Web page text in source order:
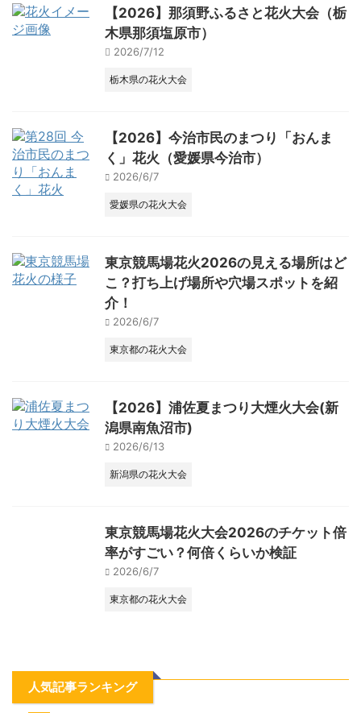
【2026】那須野ふるさと花火大会（栃
木県那須塩原市）
2026/7/12
栃木県の花火大会
【2026】今治市民のまつり「おんま
く」花火（愛媛県今治市）
2026/6/7
愛媛県の花火大会
東京競馬場花火2026の見える場所はど
こ？打ち上げ場所や穴場スポットを紹
介！
2026/6/7
東京都の花火大会
【2026】浦佐夏まつり大煙火大会(新
潟県南魚沼市)
2026/6/13
新潟県の花火大会
東京競馬場花火大会2026のチケット倍
率がすごい？何倍くらいか検証
2026/6/7
東京都の花火大会
人気記事ランキング